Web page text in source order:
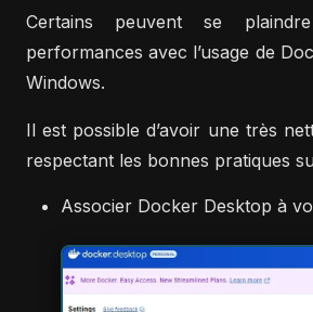
Certains peuvent se
performances avec l’usage de
Windows.
Il est possible d’avoir une très
respectant les bonnes pratiques
Associer Docker Desktop à